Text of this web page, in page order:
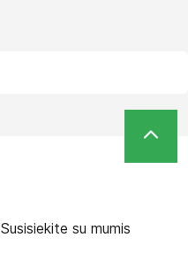
Susisiekite su mumis